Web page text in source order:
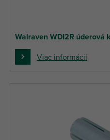
Walraven WDI2R úderová
Viac informácií